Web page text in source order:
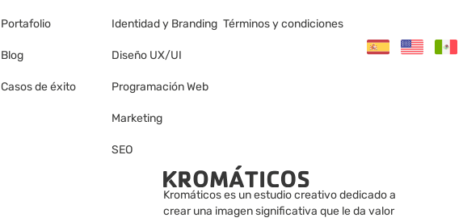
Kromáticos es un estudio creativo dedicado a
crear una imagen significativa que le da valor
Portafolio
Blog
Casos de éxito
Identidad y Branding
Diseño UX/UI
Programación Web
Marketing
SEO
Términos y condiciones